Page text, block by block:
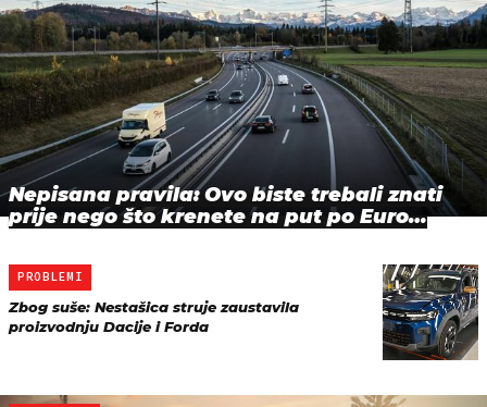
Nepisana pravila: Ovo biste trebali znati
prije nego što krenete na put po Euro…
PROBLEMI
Zbog suše: Nestašica struje zaustavila
proizvodnju Dacije i Forda